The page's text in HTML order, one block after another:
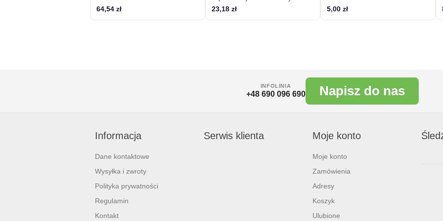
64,54 zł 23,18 zł 5,00 zł
INFOLINIA
+48 690 096 690 Napisz do nas
Informacja
Dane kontaktowe
Wysyłka i zwroty
Polityka prywatności
Regulamin
Kontakt
Serwis klienta Moje konto
Moje konto
Zamówienia
Adresy
Koszyk
Ulubione